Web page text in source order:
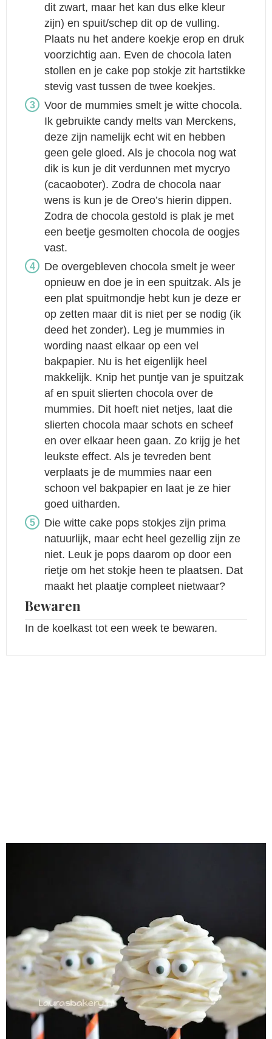
dit zwart, maar het kan dus elke kleur
zijn) en spuit/schep dit op de vulling.
Plaats nu het andere koekje erop en druk
voorzichtig aan. Even de chocola laten
stollen en je cake pop stokje zit hartstikke
stevig vast tussen de twee koekjes.
Voor de mummies smelt je witte chocola.
Ik gebruikte candy melts van Merckens,
deze zijn namelijk echt wit en hebben
geen gele gloed. Als je chocola nog wat
dik is kun je dit verdunnen met mycryo
(cacaoboter). Zodra de chocola naar
wens is kun je de Oreo’s hierin dippen.
Zodra de chocola gestold is plak je met
een beetje gesmolten chocola de oogjes
vast.
De overgebleven chocola smelt je weer
opnieuw en doe je in een spuitzak. Als je
een plat spuitmondje hebt kun je deze er
op zetten maar dit is niet per se nodig (ik
deed het zonder). Leg je mummies in
wording naast elkaar op een vel
bakpapier. Nu is het eigenlijk heel
makkelijk. Knip het puntje van je spuitzak
af en spuit slierten chocola over de
mummies. Dit hoeft niet netjes, laat die
slierten chocola maar schots en scheef
en over elkaar heen gaan. Zo krijg je het
leukste effect. Als je tevreden bent
verplaats je de mummies naar een
schoon vel bakpapier en laat je ze hier
goed uitharden.
Die witte cake pops stokjes zijn prima
natuurlijk, maar echt heel gezellig zijn ze
niet. Leuk je pops daarom op door een
rietje om het stokje heen te plaatsen. Dat
maakt het plaatje compleet nietwaar?
Bewaren
In de koelkast tot een week te bewaren.